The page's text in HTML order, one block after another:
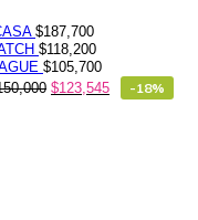
$187,700
$118,200
$105,700
$123,545 -18%